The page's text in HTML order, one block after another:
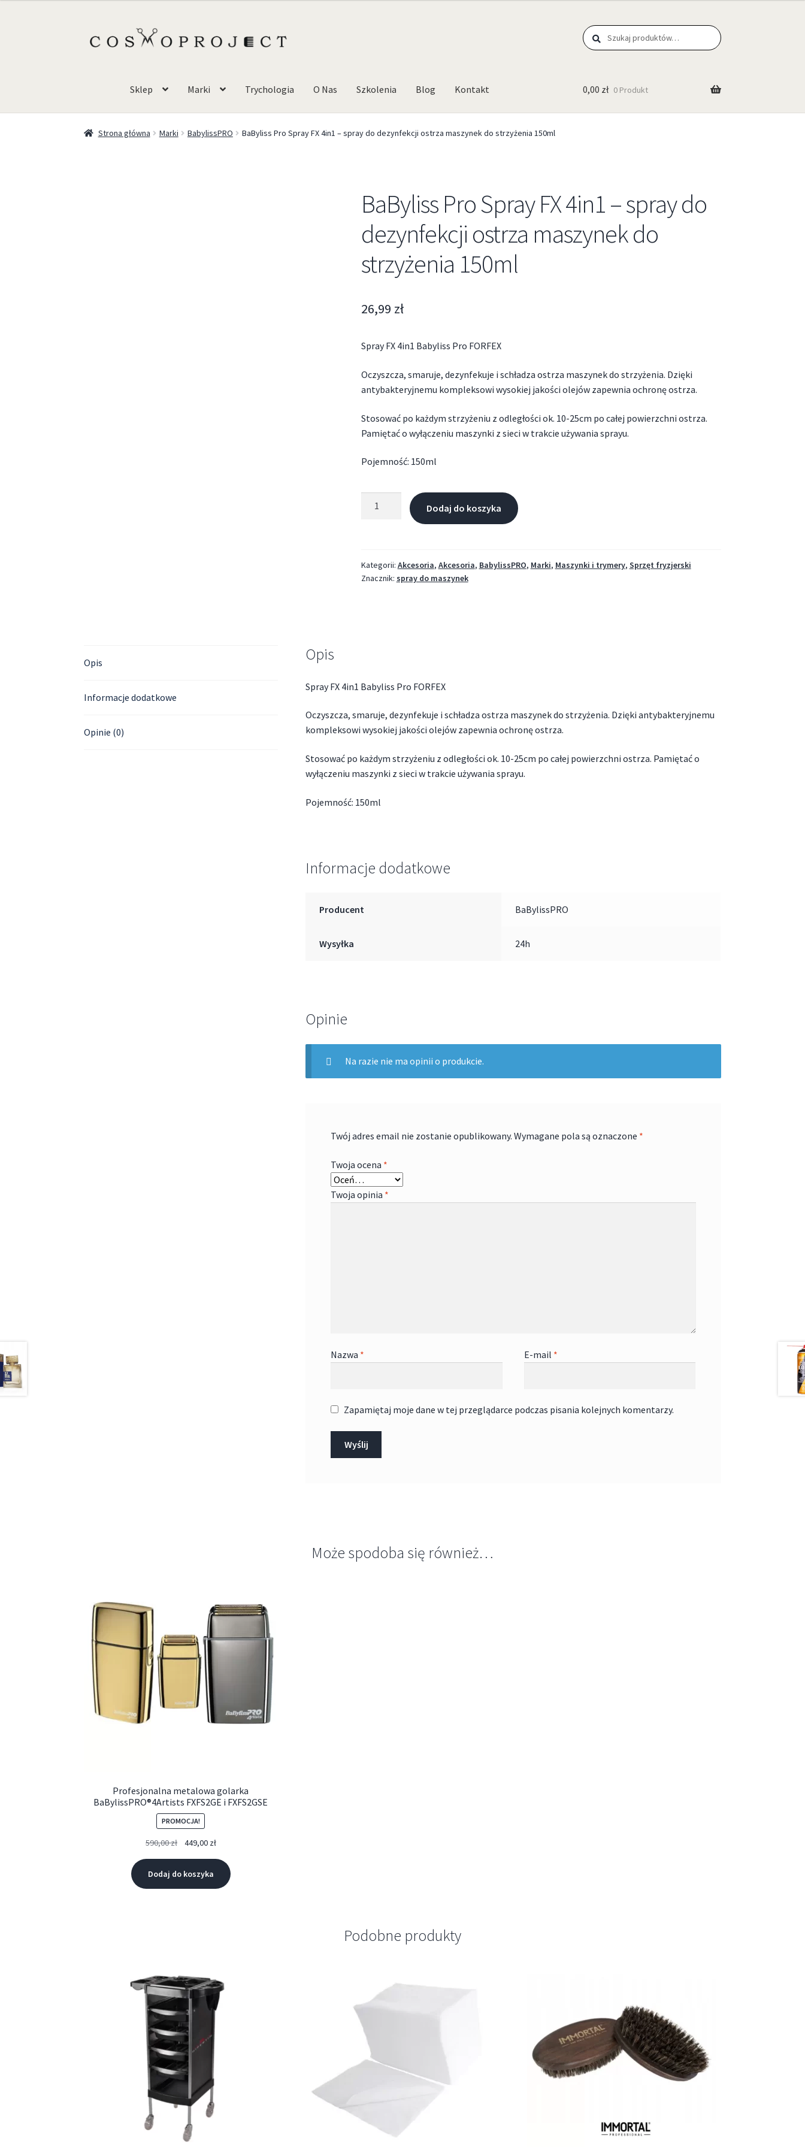
Szukaj
Sklep Marki Trychologia O Nas Szkolenia Blog Kontakt 0,00 zł 0 Produkt
Strona główna Marki BabylissPRO BaByliss Pro Spray FX 4in1 – spray do dezynfekcji ostrza maszynek do strzyżenia 150ml
BaByliss Pro Spray FX 4in1 – spray do
dezynfekcji ostrza maszynek do
strzyżenia 150ml
26,99 zł
Spray FX 4in1 Babyliss Pro FORFEX
Oczyszcza, smaruje, dezynfekuje i schładza ostrza maszynek do strzyżenia. Dzięki
antybakteryjnemu kompleksowi wysokiej jakości olejów zapewnia ochronę ostrza.
Stosować po każdym strzyżeniu z odległości ok. 10-25cm po całej powierzchni ostrza.
Pamiętać o wyłączeniu maszynki z sieci w trakcie używania sprayu.
Pojemność: 150ml
Dodaj do koszyka
Kategorii: Akcesoria, Akcesoria, BabylissPRO, Marki, Maszynki i trymery, Sprzęt fryzjerski
Znacznik: spray do maszynek
Opis
Informacje dodatkowe
Opinie (0)
Opis
Spray FX 4in1 Babyliss Pro FORFEX
Oczyszcza, smaruje, dezynfekuje i schładza ostrza maszynek do strzyżenia. Dzięki antybakteryjnemu
kompleksowi wysokiej jakości olejów zapewnia ochronę ostrza.
Stosować po każdym strzyżeniu z odległości ok. 10-25cm po całej powierzchni ostrza. Pamiętać o
wyłączeniu maszynki z sieci w trakcie używania sprayu.
Pojemność: 150ml
Informacje dodatkowe
Producent BaBylissPRO
Wysyłka 24h
Opinie
Na razie nie ma opinii o produkcie.
Twój adres email nie zostanie opublikowany. Wymagane pola są oznaczone *
Twoja ocena *
Twoja opinia *
Nazwa * E-mail *
Zapamiętaj moje dane w tej przeglądarce podczas pisania kolejnych komentarzy.
Może spodoba się również…
Profesjonalna metalowa golarka
BaBylissPRO®4Artists FXFS2GE i FXFS2GSE
PROMOCJA!
590,00zł 449,00 zł
Dodaj do koszyka
Podobne produkty